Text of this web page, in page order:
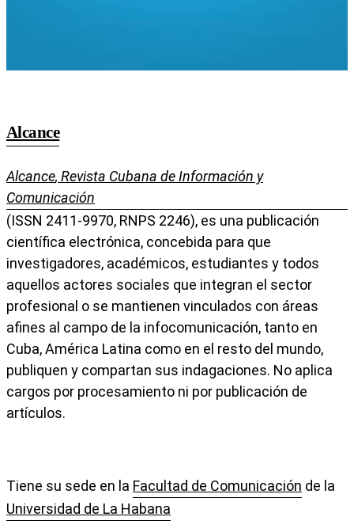
Alcance
Alcance, Revista Cubana de Información y
Comunicación
(ISSN 2411-9970, RNPS 2246), es una publicación
científica electrónica, concebida para que
investigadores, académicos, estudiantes y todos
aquellos actores sociales que integran el sector
profesional o se mantienen vinculados con áreas
afines al campo de la infocomunicación, tanto en
Cuba, América Latina como en el resto del mundo,
publiquen y compartan sus indagaciones. No aplica
cargos por procesamiento ni por publicación de
artículos.
Tiene su sede en la Facultad de Comunicación de la
Universidad de La Habana